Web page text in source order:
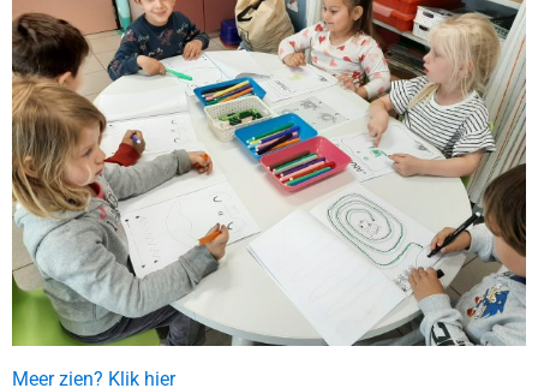
Meer zien? Klik hier